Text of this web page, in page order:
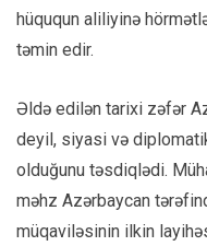
hüququn aliliyinə
təmin edir.
Əldə edilən tarixi zəfər
deyil, siyasi və
olduğunu təsdiqlədi.
məhz Azərbaycan
müqaviləsinin ilkin